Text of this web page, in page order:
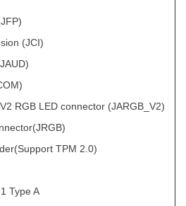
(JCI)
RGB LED connector (JARGB_V2)
TPM 2.0)
Type A